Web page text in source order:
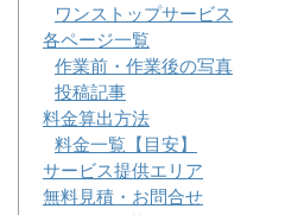
ワンストップサービス
各ページ一覧
作業前・作業後の写真
投稿記事
料金算出方法
料金一覧【目安】
サービス提供エリア
無料見積・お問合せ